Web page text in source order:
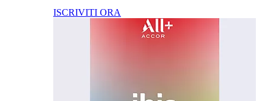
ISCRIVITI ORA